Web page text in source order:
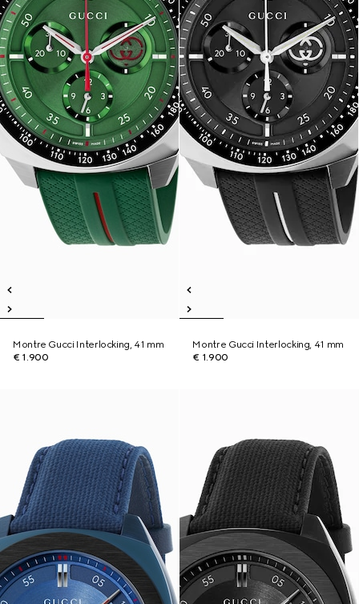
Montre Gucci Interlocking, 41 mm
€ 1.900
Montre Gucci Interlocking, 41 mm
€ 1.900